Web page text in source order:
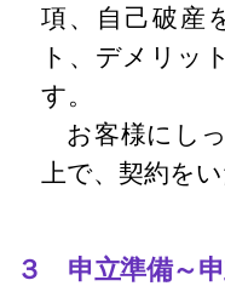
項、自己破産
ト、デメリッ
す。
お客様にし
上で、契約を
３ 申立準備～